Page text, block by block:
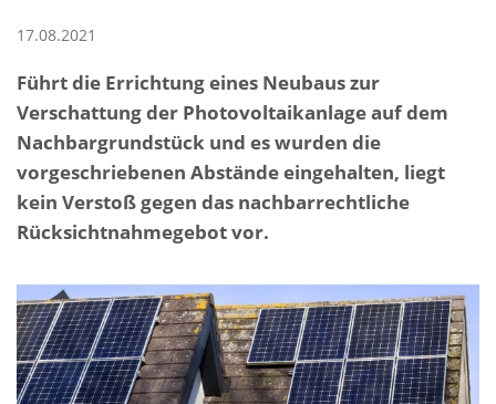
17.08.2021
Führt die Errichtung eines Neubaus zur
Verschattung der Photovoltaikanlage auf dem
Nachbargrundstück und es wurden die
vorgeschriebenen Abstände eingehalten, liegt
kein Verstoß gegen das nachbarrechtliche
Rücksichtnahmegebot vor.